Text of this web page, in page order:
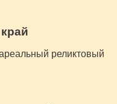
реликтовый